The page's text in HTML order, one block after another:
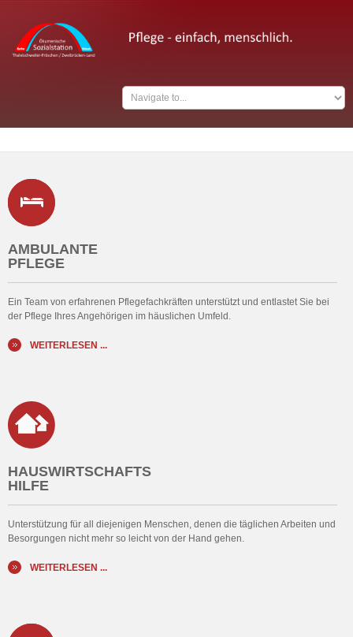
AMBULANTE
PFLEGE
Ein Team von erfahrenen Pflegefachkräften unterstützt und entlastet Sie bei
der Pflege Ihres Angehörigen im häuslichen Umfeld.
WEITERLESEN ...
HAUSWIRTSCHAFTS
HILFE
Unterstützung für all diejenigen Menschen, denen die täglichen Arbeiten und
Besorgungen nicht mehr so leicht von der Hand gehen.
WEITERLESEN ...